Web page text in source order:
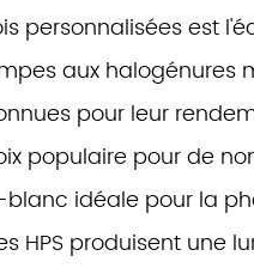
personnalisées est
aux halogénures
pour leur
populaire pour de
idéale pour la
HPS produisent une